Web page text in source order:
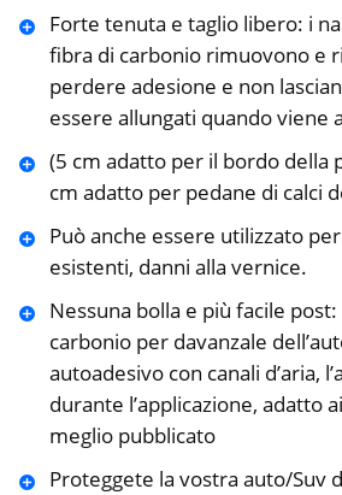
Forte tenuta e taglio libero: i
fibra di carbonio rimuovono e
perdere adesione e non
essere allungati quando viene
(5 cm adatto per il bordo della
cm adatto per pedane di calci
Può anche essere utilizzato
esistenti, danni alla vernice.
Nessuna bolla e più facile post:
carbonio per davanzale
autoadesivo con canali d’aria,
durante l’applicazione, adatto
meglio pubblicato
Proteggete la vostra auto/Suv